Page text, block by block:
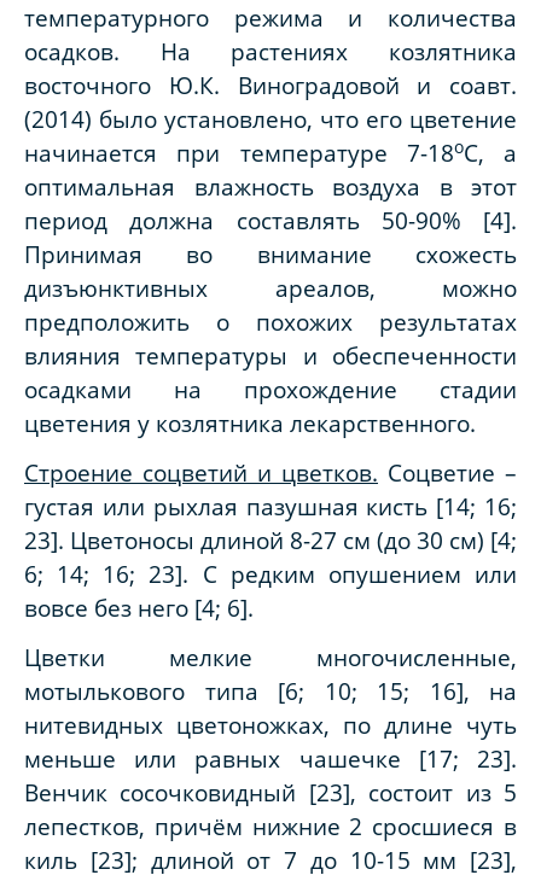
температурного режима и количества
осадков.
На растениях козлятника
восточного Ю.К. Виноградовой и соавт.
(2014) было установлено, что его цветение
начинается при температуре 7-18оС, а
оптимальная влажность воздуха в этот
период должна составлять 50-90% [4].
Принимая во внимание схожесть
дизъюнктивных ареалов, можно
предположить о похожих результатах
влияния температуры и обеспеченности
осадками на прохождение стадии
цветения у козлятника лекарственного.
Строение соцветий и цветков. Соцветие –
густая или рыхлая пазушная кисть [14; 16;
23]. Цветоносы длиной 8-27 см (до 30 см) [4;
6; 14; 16; 23]. С редким опушением или
вовсе без него [4; 6].
Цветки мелкие многочисленные,
мотылькового типа [6; 10; 15; 16], на
нитевидных цветоножках, по длине чуть
меньше или равных чашечке [17;
23].
Венчик сосочковидный [23], состоит из 5
лепестков, причём нижние 2 сросшиеся в
киль [23]; длиной от 7 до 10-15 мм [23],